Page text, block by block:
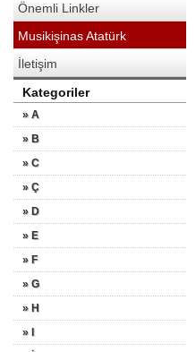
Önemli Linkler
Musikişinas Atatürk
İletişim
Kategoriler
» A
» B
» C
» Ç
» D
» E
» F
» G
» H
» I